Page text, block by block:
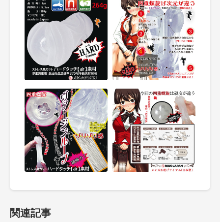
関連記事